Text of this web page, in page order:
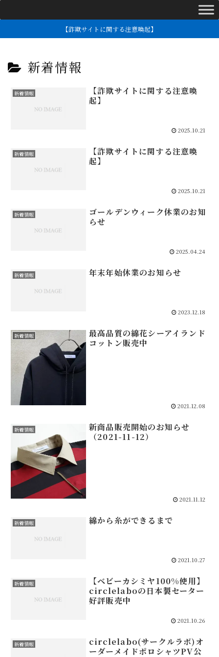
【詐欺サイトに関する注意喚起】
新着情報
新着情報
【詐欺サイトに関する注意喚
起】
2025.10.21
新着情報
【詐欺サイトに関する注意喚
起】
2025.10.21
新着情報
ゴールデンウィーク休業のお知
らせ
2025.04.24
新着情報 年末年始休業のお知らせ
2023.12.18
新着情報
最高品質の綿花シーアイランド
コットン販売中
2021.12.08
新着情報
新商品販売開始のお知らせ
（2021-11-12）
2021.11.12
新着情報 綿から糸ができるまで
2021.10.27
新着情報
【ベビーカシミヤ100%使用】
circlelaboの日本製セーター
好評販売中
2021.10.26
新着情報
circlelabo(サークルラボ)オ
ーダーメイドポロシャツPV公